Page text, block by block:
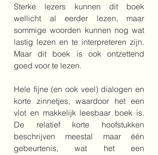
Sterke lezers kunnen dit boek
wellicht al eerder lezen, maar
sommige woorden kunnen nog wat
lastig lezen en te interpreteren zijn.
Maar dit boek is ook ontzettend
goed voor te lezen.
Hele fijne (en ook veel) dialogen en
korte zinnetjes, waardoor het een
vlot en makkelijk leesbaar boek is.
De relatief korte hoofstukken
beschrijven meestal maar één
gebeurtenis, wat het een